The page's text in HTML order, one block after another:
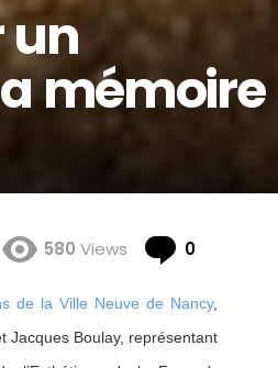
un
mémoire
580 Views 0
de la Ville Neuve de Nancy,
Jacques Boulay, représentant